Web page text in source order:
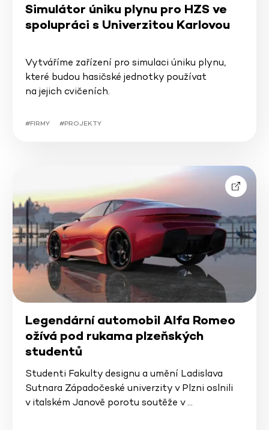
Simulátor úniku plynu pro HZS ve
spolupráci s Univerzitou Karlovou
Vytváříme zařízení pro simulaci úniku plynu,
které budou hasičské jednotky používat
na jejich cvičeních.
#FIRMY #PROJEKTY
Legendární automobil Alfa Romeo
ožívá pod rukama plzeňských
studentů
Studenti Fakulty designu a umění Ladislava
Sutnara Západočeské univerzity v Plzni oslnili
v italském Janově porotu soutěže v …